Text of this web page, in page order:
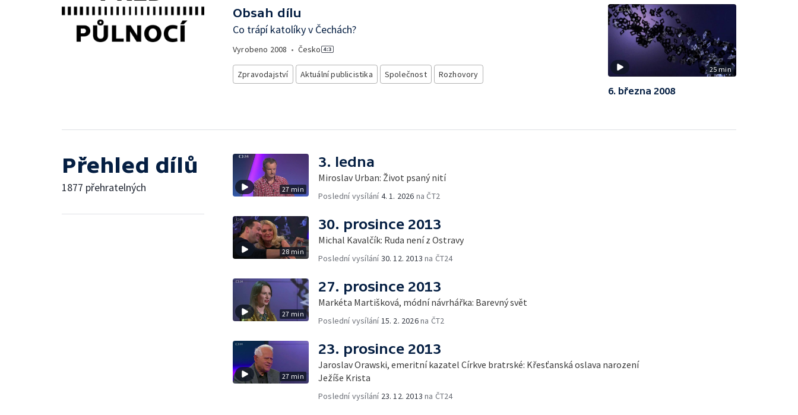
Obsah dílu
Co trápí katolíky v Čechách?
Vyrobeno 2008 • Česko
Zpravodajství Aktuální publicistika Společnost Rozhovory 25 min
6. března 2008
Přehled dílů
1877 přehratelných 27 min
3. ledna
Miroslav Urban: Život psaný nití
Poslední vysílání4. 1. 2026 na ČT2
28 min
30. prosince 2013
Michal Kavalčík: Ruda není z Ostravy
Poslední vysílání30. 12. 2013 na ČT24
27 min
27. prosince 2013
Markéta Martišková, módní návrhářka: Barevný svět
Poslední vysílání 15. 2. 2026na ČT2
27 min
23. prosince 2013
Jaroslav Orawski, emeritní kazatel Církve bratrské: Křesťanská oslava narození
Ježíše Krista
Poslední vysílání 23. 12. 2013 na ČT24